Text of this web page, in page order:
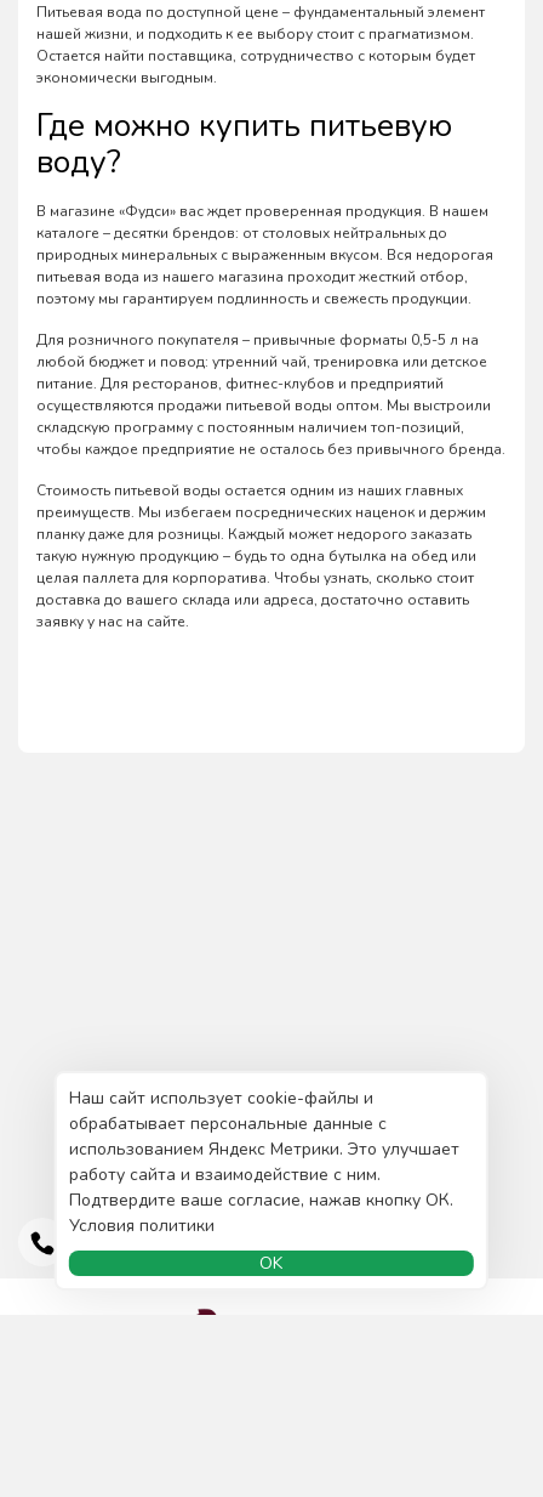
Питьевая вода по доступной цене – фундаментальный элемент
нашей жизни, и подходить к ее выбору стоит с прагматизмом.
Остается найти поставщика, сотрудничество с которым будет
экономически выгодным.
Где можно купить питьевую
воду?
В магазине «Фудси» вас ждет проверенная продукция. В нашем
каталоге – десятки брендов: от столовых нейтральных до
природных минеральных с выраженным вкусом. Вся недорогая
питьевая вода из нашего магазина проходит жесткий отбор,
поэтому мы гарантируем подлинность и свежесть продукции.
Для розничного покупателя – привычные форматы 0,5-5 л на
любой бюджет и повод: утренний чай, тренировка или детское
питание. Для ресторанов, фитнес-клубов и предприятий
осуществляются продажи питьевой воды оптом. Мы выстроили
складскую программу с постоянным наличием топ-позиций,
чтобы каждое предприятие не осталось без привычного бренда.
Стоимость питьевой воды остается одним из наших главных
преимуществ. Мы избегаем посреднических наценок и держим
планку даже для розницы. Каждый может недорого заказать
такую нужную продукцию – будь то одна бутылка на обед или
целая паллета для корпоратива. Чтобы узнать, сколько стоит
доставка до вашего склада или адреса, достаточно оставить
заявку у нас на сайте.
Наш сайт использует cookie-файлы и
обрабатывает персональные данные с
использованием Яндекс Метрики. Это улучшает
работу сайта и взаимодействие с ним.
Подтвердите ваше согласие, нажав кнопку ОК.
Условия политики
OK